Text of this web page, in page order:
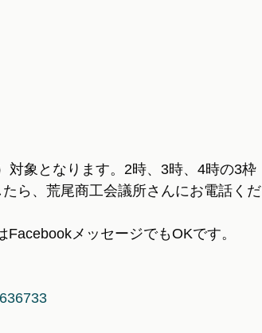
対象となります。2時、3時、4時の3枠
ら、荒尾商工会議所さんにお電話くだ
メッセージでもOKです。